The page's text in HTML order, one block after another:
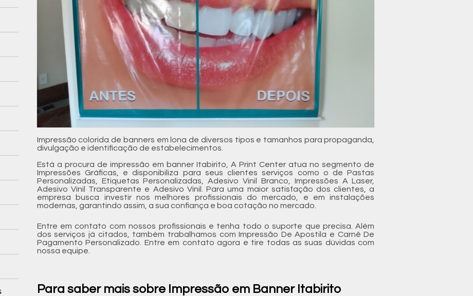
Impressão colorida de banners em lona de diversos tipos e tamanhos para propaganda,
divulgação e identificação de estabelecimentos.
Está a procura de impressão em banner Itabirito, A Print Center atua no segmento de
Impressões Gráficas, e disponibiliza para seus clientes serviços como o de Pastas
Personalizadas, Etiquetas Personalizadas, Adesivo Vinil Branco, Impressões A Laser,
Adesivo Vinil Transparente e Adesivo Vinil. Para uma maior satisfação dos clientes, a
empresa busca investir nos melhores profissionais do mercado, e em instalações
modernas, garantindo assim, a sua confiança e boa cotação no mercado.
Entre em contato com nossos profissionais e tenha todo o suporte que precisa. Além
dos serviços já citados, também trabalhamos com Impressão De Apostila e Carnê De
Pagamento Personalizado. Entre em contato agora e tire todas as suas dúvidas com
nossa equipe.
Para saber mais sobre Impressão em Banner Itabirito